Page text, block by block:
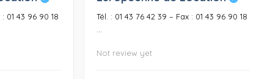
01 43 96 90 18
Tél. : 01 43 76 42 39 – Fax : 01 43 96 90 18
Not review yet